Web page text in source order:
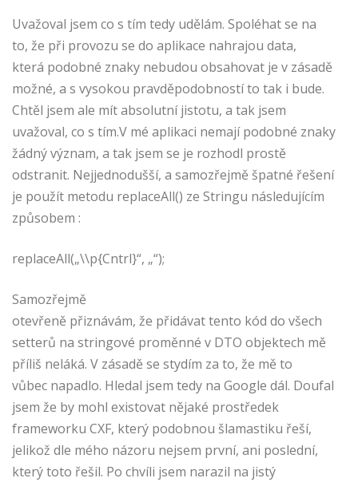
Uvažoval jsem co s tím tedy udělám. Spoléhat se na
to, že při provozu se do aplikace nahrajou data,
která podobné znaky nebudou obsahovat je v zásadě
možné, a s vysokou pravděpodobností to tak i bude.
Chtěl jsem ale mít absolutní jistotu, a tak jsem
uvažoval, co s tím.V mé aplikaci nemají podobné znaky
žádný význam, a tak jsem se je rozhodl prostě
odstranit. Nejjednodušší, a samozřejmě špatné řešení
je použít metodu replaceAll() ze Stringu následujícím
způsobem :
replaceAll(„\\p{Cntrl}“, „“);
Samozřejmě
otevřeně přiznávám, že přidávat tento kód do všech
setterů na stringové proměnné v DTO objektech mě
příliš neláká. V zásadě se stydím za to, že mě to
vůbec napadlo. Hledal jsem tedy na Google dál. Doufal
jsem že by mohl existovat nějaké prostředek
frameworku CXF, který podobnou šlamastiku řeší,
jelikož dle mého názoru nejsem první, ani poslední,
který toto řešil. Po chvíli jsem narazil na jistý